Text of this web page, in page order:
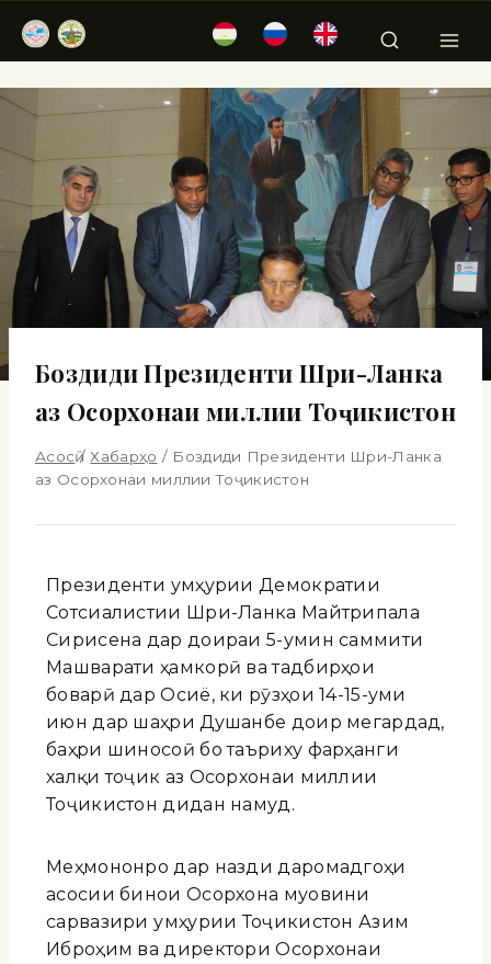
Боздиди Президенти Шри-Ланка
аз Осорхонаи миллии Тоҷикистон
Асосӣ / Хабарҳо / Боздиди Президенти Шри-Ланка
аз Осорхонаи миллии Тоҷикистон
Президенти Ҷумҳурии Демократии
Сотсиалистии Шри-Ланка Майтрипала
Сирисена дар доираи 5-умин саммити
Машварати ҳамкорӣ ва тадбирҳои
боварӣ дар Осиё, ки рӯзҳои 14-15-уми
июн дар шаҳри Душанбе доир мегардад,
баҳри шиносоӣ бо таъриху фарҳанги
халқи тоҷик аз Осорхонаи миллии
Тоҷикистон дидан намуд.
Меҳмононро дар назди даромадгоҳи
асосии бинои Осорхона муовини
сарвазири Ҷумҳурии Тоҷикистон Азим
Иброҳим ва директори Осорхонаи